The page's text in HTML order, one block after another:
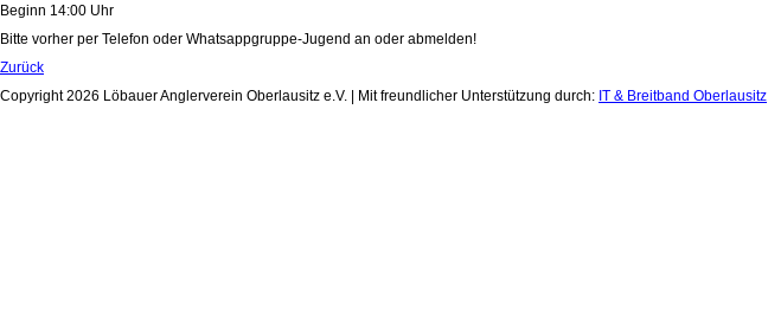
Beginn 14:00 Uhr
Bitte vorher per Telefon oder Whatsappgruppe-Jugend an oder abmelden!
Zurück
Copyright 2026 Löbauer Anglerverein Oberlausitz e.V. | Mit freundlicher Unterstützung durch: IT & Breitband Oberlausitz